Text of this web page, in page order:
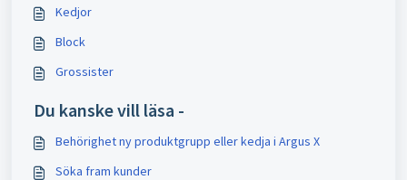
Kedjor
Block
Grossister
Du kanske vill läsa -
Behörighet ny produktgrupp eller kedja i Argus X
Söka fram kunder